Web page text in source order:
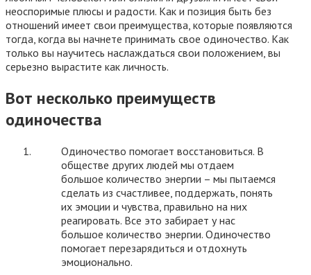
неоспоримые плюсы и радости. Как и позиция быть без
отношений имеет свои преимущества, которые появляются
тогда, когда вы начнете принимать свое одиночество. Как
только вы научитесь наслаждаться свои положением, вы
серьезно вырастите как личность.
Вот несколько преимуществ
одиночества
Одиночество помогает восстановиться. В
обществе других людей мы отдаем
большое количество энергии – мы пытаемся
сделать из счастливее, поддержать, понять
их эмоции и чувства, правильно на них
реагировать. Все это забирает у нас
большое количество энергии. Одиночество
помогает перезарядиться и отдохнуть
эмоционально.